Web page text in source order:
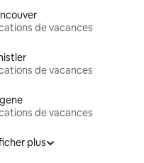
de vacances
de vacances
de vacances
plus